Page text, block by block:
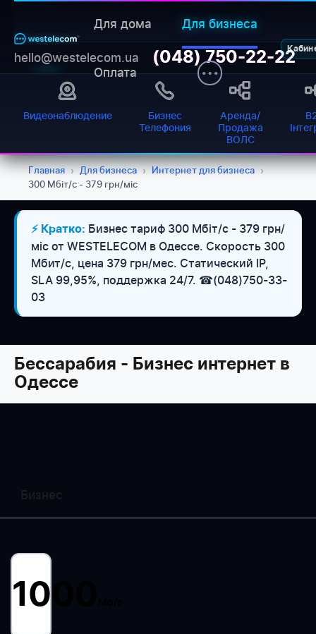
Для дома Для бизнеса
Оплата
hello@westelecom.ua (048) 750-22-22
Видеонаблюдение
Бизнес
Телефония
Аренда/
Продажа
ВОЛС
Главная › Для бизнеса › Интернет для бизнеса ›
300 Мбіт/с - 379 грн/міс
⚡ Кратко: Бизнес тариф 300 Мбіт/с - 379 грн/
міс от WESTELECOM в Одессе. Скорость 300
Мбит/с, цена 379 грн/мес. Статический IP,
SLA 99,95%, поддержка 24/7. ☎(048)750-33-
03
Бессарабия - Бизнес интернет в
Одессе
Бизнес
1000